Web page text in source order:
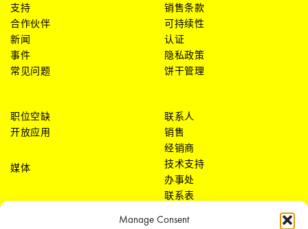
Manage Consent
支持
合作伙伴
新闻
事件
常见问题
销售条款
可持续性
认证
隐私政策
饼干管理
职位空缺
开放应用
媒体
联系人
销售
经销商
技术支持
办事处
联系表